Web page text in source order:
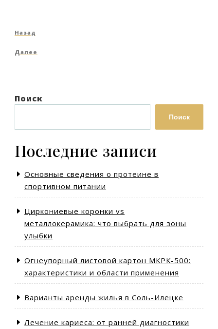
Навигация
по
Предыдущая
Назад
Следующая
Далее
Поиск
Поиск
Последние записи
Основные сведения о протеине в
спортивном питании
Циркониевые коронки vs
металлокерамика: что выбрать для зоны
улыбки
Огнеупорный листовой картон МКРК-500:
характеристики и области применения
Варианты аренды жилья в Соль-Илецке
Лечение кариеса: от ранней диагностики